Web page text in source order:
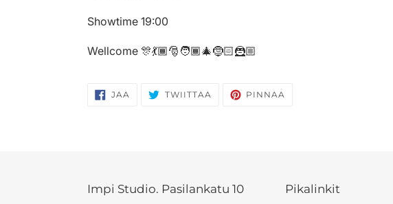
Showtime 19:00
Wellcome 🎊💃🏾🎅🧑🏾‍🎄🤶🏻🦹🏼
JAA
FACEBOOKISSA
TWIITTAA TWIITTAA
TWITTERISSÄ
PINNAA
Impi Studio. Pasilankatu 10 Pikalinkit